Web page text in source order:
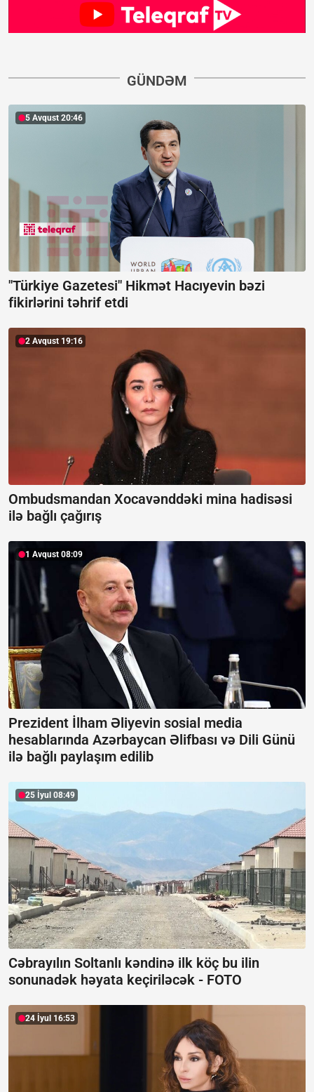
GÜNDƏM
5 Avqust 20:46
"Türkiye Gazetesi" Hikmət Hacıyevin bəzi
fikirlərini təhrif etdi
2 Avqust 19:16
Ombudsmandan Xocavənddəki mina hadisəsi
ilə bağlı çağırış
1 Avqust 08:09
Prezident İlham Əliyevin sosial media
hesablarında Azərbaycan Əlifbası və Dili Günü
ilə bağlı paylaşım edilib
25 İyul 08:49
Cəbrayılın Soltanlı kəndinə ilk köç bu ilin
sonunadək həyata keçiriləcək - FOTO
24 İyul 16:53